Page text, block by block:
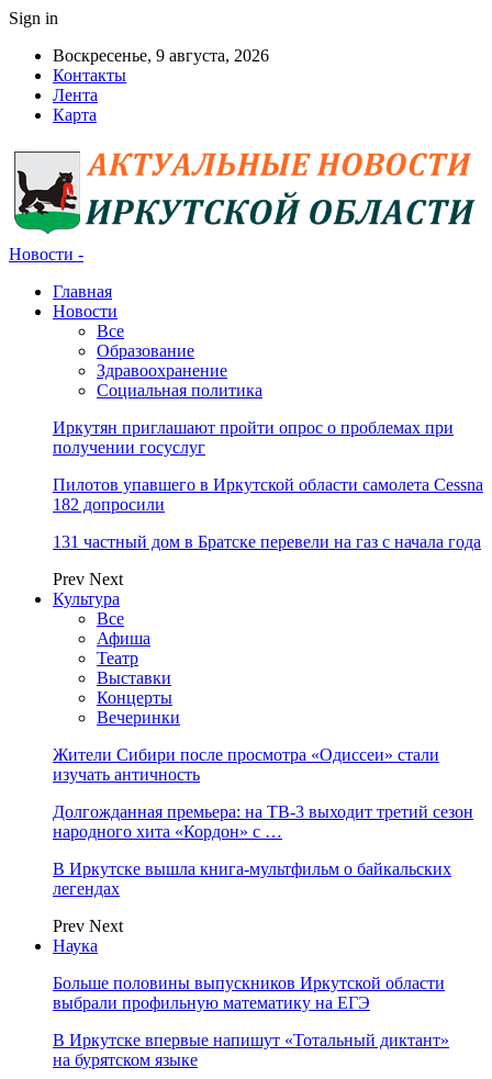
Sign in
Воскресенье, 9 августа, 2026
Контакты
Лента
Карта
Новости -
Главная
Новости
Все
Образование
Здравоохранение
Социальная политика
Иркутян приглашают пройти опрос о проблемах при
получении госуслуг
Пилотов упавшего в Иркутской области самолета Cessna
182 допросили
131 частный дом в Братске перевели на газ с начала года
Prev Next
Культура
Все
Афиша
Театр
Выставки
Концерты
Вечеринки
Жители Сибири после просмотра «Одиссеи» стали
изучать античность
Долгожданная премьера: на ТВ-3 выходит третий сезон
народного хита «Кордон» с …
В Иркутске вышла книга-мультфильм о байкальских
легендах
Prev Next
Наука
Больше половины выпускников Иркутской области
выбрали профильную математику на ЕГЭ
В Иркутске впервые напишут «Тотальный диктант»
на бурятском языке